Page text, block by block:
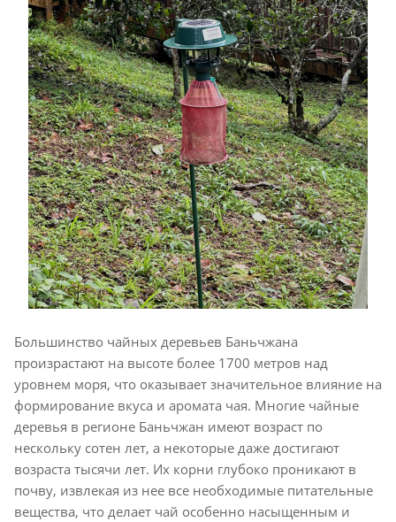
Большинство чайных деревьев Баньчжана
произрастают на высоте более 1700 метров над
уровнем моря, что оказывает значительное влияние на
формирование вкуса и аромата чая. Многие чайные
деревья в регионе Баньчжан имеют возраст по
нескольку сотен лет, а некоторые даже достигают
возраста тысячи лет. Их корни глубоко проникают в
почву, извлекая из нее все необходимые питательные
вещества, что делает чай особенно насыщенным и